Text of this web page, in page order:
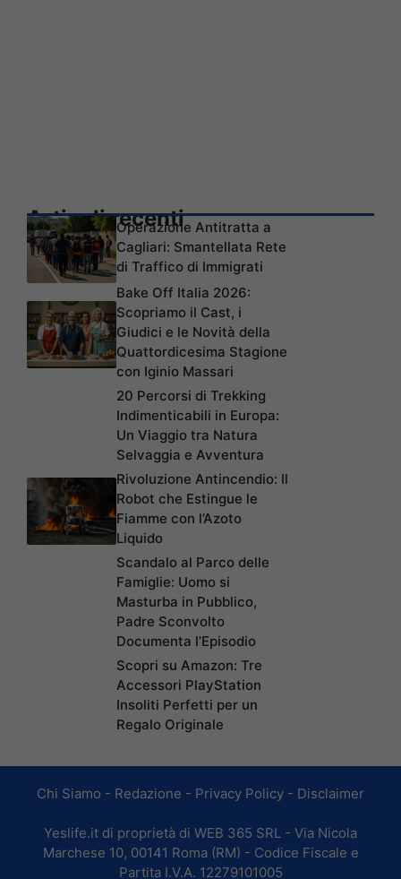
Articoli recentiOperazione Antitratta a
Cagliari: Smantellata Rete
di Traffico di Immigrati
Bake Off Italia 2026:
Scopriamo il Cast, i
Giudici e le Novità della
Quattordicesima Stagione
con Iginio Massari
20 Percorsi di Trekking
Indimenticabili in Europa:
Un Viaggio tra Natura
Selvaggia e Avventura
Rivoluzione Antincendio: Il
Robot che Estingue le
Fiamme con l’Azoto
Liquido
Scandalo al Parco delle
Famiglie: Uomo si
Masturba in Pubblico,
Padre Sconvolto
Documenta l’Episodio
Scopri su Amazon: Tre
Accessori PlayStation
Insoliti Perfetti per un
Regalo Originale
Chi Siamo - Redazione - Privacy Policy - Disclaimer
Yeslife.it di proprietà di WEB 365 SRL - Via Nicola
Marchese 10, 00141 Roma (RM) - Codice Fiscale e
Partita I.V.A. 12279101005